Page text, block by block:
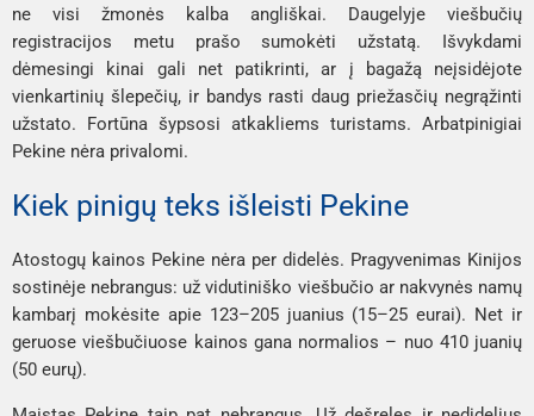
ne visi žmonės kalba angliškai. Daugelyje viešbučių
registracijos metu prašo sumokėti užstatą. Išvykdami
dėmesingi kinai gali net patikrinti, ar į bagažą neįsidėjote
vienkartinių šlepečių, ir bandys rasti daug priežasčių negrąžinti
užstato. Fortūna šypsosi atkakliems turistams. Arbatpinigiai
Pekine nėra privalomi.
Kiek pinigų teks išleisti Pekine
Atostogų kainos Pekine nėra per didelės. Pragyvenimas Kinijos
sostinėje nebrangus: už vidutiniško viešbučio ar nakvynės namų
kambarį mokėsite apie 123–205 juanius (15–25 eurai). Net ir
geruose viešbučiuose kainos gana normalios – nuo 410 juanių
(50 eurų).